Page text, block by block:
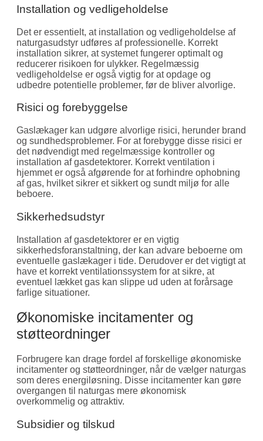
Installation og vedligeholdelse
Det er essentielt, at installation og vedligeholdelse af
naturgasudstyr udføres af professionelle. Korrekt
installation sikrer, at systemet fungerer optimalt og
reducerer risikoen for ulykker. Regelmæssig
vedligeholdelse er også vigtig for at opdage og
udbedre potentielle problemer, før de bliver alvorlige.
Risici og forebyggelse
Gaslækager kan udgøre alvorlige risici, herunder brand
og sundhedsproblemer. For at forebygge disse risici er
det nødvendigt med regelmæssige kontroller og
installation af gasdetektorer. Korrekt ventilation i
hjemmet er også afgørende for at forhindre ophobning
af gas, hvilket sikrer et sikkert og sundt miljø for alle
beboere.
Sikkerhedsudstyr
Installation af gasdetektorer er en vigtig
sikkerhedsforanstaltning, der kan advare beboerne om
eventuelle gaslækager i tide. Derudover er det vigtigt at
have et korrekt ventilationssystem for at sikre, at
eventuel lækket gas kan slippe ud uden at forårsage
farlige situationer.
Økonomiske incitamenter og
støtteordninger
Forbrugere kan drage fordel af forskellige økonomiske
incitamenter og støtteordninger, når de vælger naturgas
som deres energiløsning. Disse incitamenter kan gøre
overgangen til naturgas mere økonomisk
overkommelig og attraktiv.
Subsidier og tilskud